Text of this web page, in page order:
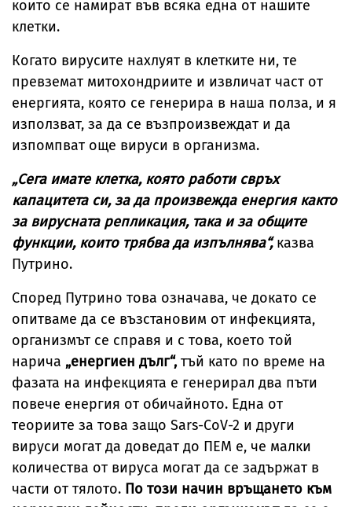
които се намират във всяка една от нашите
клетки.
Когато вирусите нахлуят в клетките ни, те
превземат митохондриите и извличат част от
енергията, която се генерира в наша полза, и я
използват, за да се възпроизвеждат и да
изпомпват още вируси в организма.
„Сега имате клетка, която работи свръх
капацитета си, за да произвежда енергия както
за вирусната репликация, така и за общите
функции, които трябва да изпълнява“,казва
Путрино.
Според Путрино това означава, че докато се
опитваме да се възстановим от инфекцията,
организмът се справя и с това, което той
нарича „енергиен дълг“, тъй като по време на
фазата на инфекцията е генерирал два пъти
повече енергия от обичайното. Една от
теориите за това защо Sars-CoV-2 и други
вируси могат да доведат до ПЕМ е, че малки
количества от вируса могат да се задържат в
части от тялото. По този начин връщането към